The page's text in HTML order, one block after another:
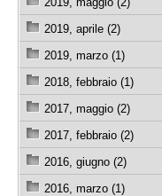
2019, aprile (2)
2019, marzo (1)
2018, febbraio (1)
2017, maggio (2)
2017, febbraio (2)
2016, giugno (2)
2016, marzo (1)